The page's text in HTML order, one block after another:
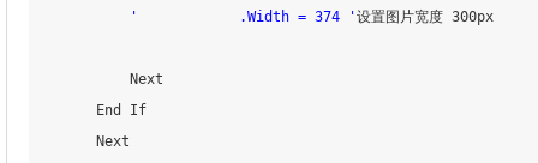
'            .Width = 374 '设置图片宽度 300px
            Next
        End If
        Next